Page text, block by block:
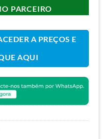
PARCEIRO
A PREÇOS E
AQUI